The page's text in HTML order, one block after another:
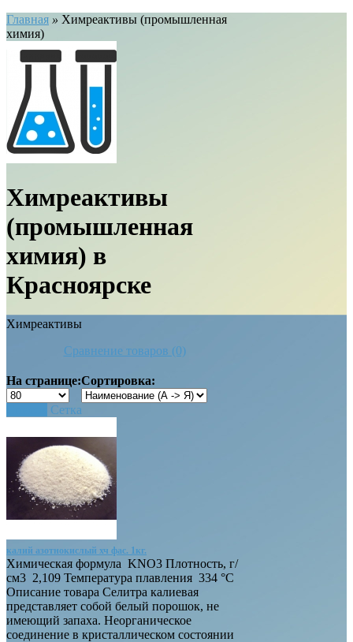
Главная » Химреактивы (промышленная
химия)
Химреактивы
(промышленная
химия) в
Красноярске
Химреактивы
Сравнение товаров (0)
На странице:Сортировка:
Сетка
калий азотнокислый хч фас. 1кг.
Химическая формула KNO3 Плотность, г/
см3 2,109 Температура плавления 334 °C
Описание товара Селитра калиевая
представляет собой белый порошок, не
имеющий запаха. Неорганическое
соединение в кристаллическом состоянии